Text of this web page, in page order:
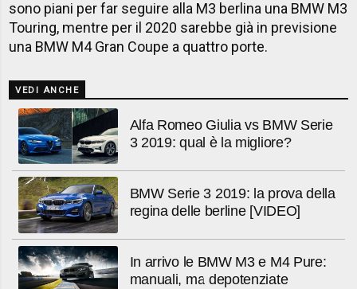
sono piani per far seguire alla M3 berlina una BMW M3
Touring, mentre per il 2020 sarebbe già in previsione
una BMW M4 Gran Coupe a quattro porte.
VEDI ANCHE
Alfa Romeo Giulia vs BMW Serie
3 2019: qual è la migliore?
BMW Serie 3 2019: la prova della
regina delle berline [VIDEO]
In arrivo le BMW M3 e M4 Pure:
manuali, ma depotenziate